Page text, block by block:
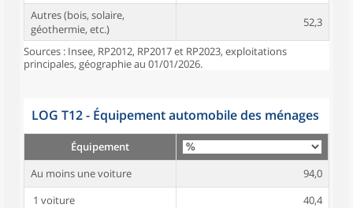
Autres (bois, solaire,
géothermie, etc.)
52,3
Sources : Insee, RP2012, RP2017 et RP2023, exploitations
principales, géographie au 01/01/2026.
LOG T12 - Équipement automobile des ménages
Équipement
Au moins une voiture
94,0
1 voiture
40,4